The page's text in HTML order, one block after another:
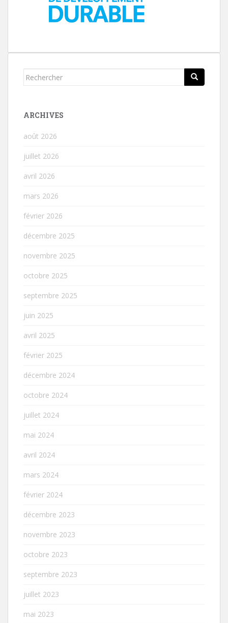
Rechercher...
ARCHIVES
août 2026
juillet 2026
avril 2026
mars 2026
février 2026
décembre 2025
novembre 2025
octobre 2025
septembre 2025
juin 2025
avril 2025
février 2025
décembre 2024
octobre 2024
juillet 2024
mai 2024
avril 2024
mars 2024
février 2024
décembre 2023
novembre 2023
octobre 2023
septembre 2023
juillet 2023
mai 2023